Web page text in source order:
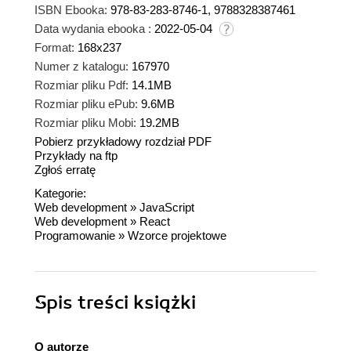
ISBN Ebooka: 978-83-283-8746-1, 9788328387461
Data wydania ebooka : 2022-05-04
Format: 168x237
Numer z katalogu: 167970
Rozmiar pliku Pdf: 14.1MB
Rozmiar pliku ePub: 9.6MB
Rozmiar pliku Mobi: 19.2MB
Pobierz przykładowy rozdział PDF
Przykłady na ftp
Zgłoś erratę
Kategorie:
Web development » JavaScript
Web development » React
Programowanie » Wzorce projektowe
Spis treści książki
O autorze